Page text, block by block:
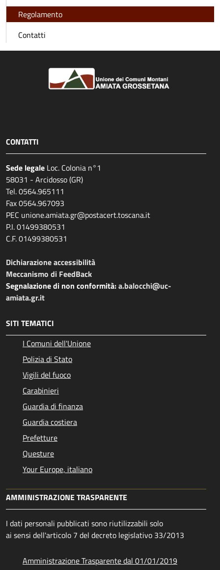
Regolamento
Contatti
CONTATTI
Sede legale Loc. Colonia n°1
58031 - Arcidosso (GR)
Tel. 0564.965111
Fax 0564.967093
PEC unione.amiata.gr@postacert.toscana.it
P.I. 01499380531
C.F. 01499380531
Dichiarazione accessibilità
Meccanismo di FeedBack
Segnalazione di non conformità:a.balocchi@uc-
amiata.gr.it
SITI TEMATICI
I Comuni dell'Unione
Polizia di Stato
Vigili del fuoco
Carabinieri
Guardia di finanza
Guardia costiera
Prefetture
Questure
Your Europe, italiano
AMMINISTRAZIONE TRASPARENTE
I dati personali pubblicati sono riutilizzabili solo
ai sensi dell'articolo 7 del decreto legislativo 33/2013
Amministrazione Trasparente dal 01/01/2019